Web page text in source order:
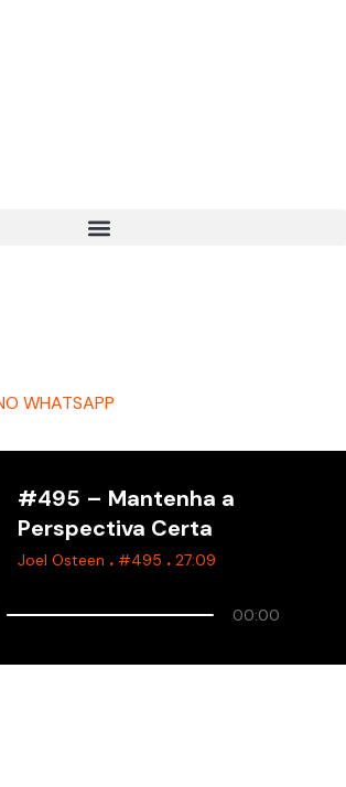
WHATSAPP
#495 – Mantenha a
Perspectiva Certa
Joel Osteen . #495 . 27:09
00:00